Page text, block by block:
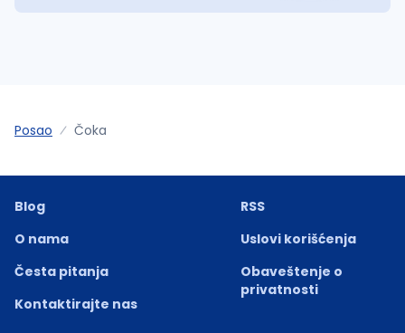
Posao Čoka
Blog
O nama
Česta pitanja
Kontaktirajte nas
RSS
Uslovi korišćenja
Obaveštenje o
privatnosti